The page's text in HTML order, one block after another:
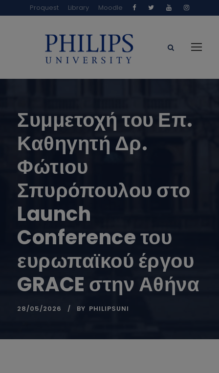
Proquest Library Moodle
Συμμετοχή του Επ.
Καθηγητή Δρ.
Φώτιου
Σπυρόπουλου στο
Launch
Conference του
ευρωπαϊκού έργου
GRACE στην Αθήνα
28/05/2026 BY PHILIPSUNI